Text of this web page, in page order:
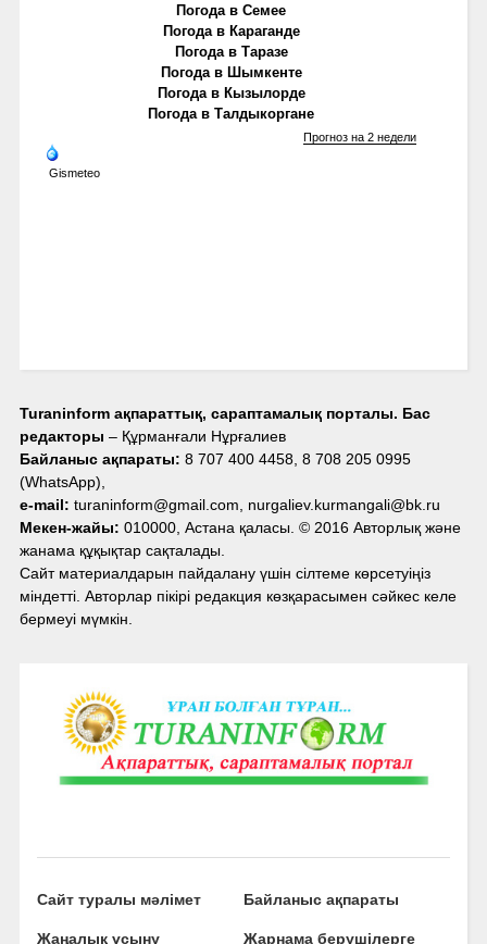
Погода в Семее
Погода в Караганде
Погода в Таразе
Погода в Шымкенте
Погода в Кызылорде
Погода в Талдыкоргане
Gismeteo
Прогноз на 2 недели
Turaninform ақпараттық, сараптамалық порталы. Бас
редакторы – Құрманғали Нұрғалиев
Байланыс ақпараты: 8 707 400 4458, 8 708 205 0995
(WhatsApp),
e-mail: turaninform@gmail.com, nurgaliev.kurmangali@bk.ru
Мекен-жайы: 010000, Астана қаласы. © 2016 Авторлық және
жанама құқықтар сақталады.
Сайт материалдарын пайдалану үшін сілтеме көрсетуіңіз
міндетті. Авторлар пікірі редакция көзқарасымен сәйкес келе
бермеуі мүмкін.
Сайт туралы мәлімет Байланыс ақпараты
Жаңалық ұсыну Жарнама берушілерге